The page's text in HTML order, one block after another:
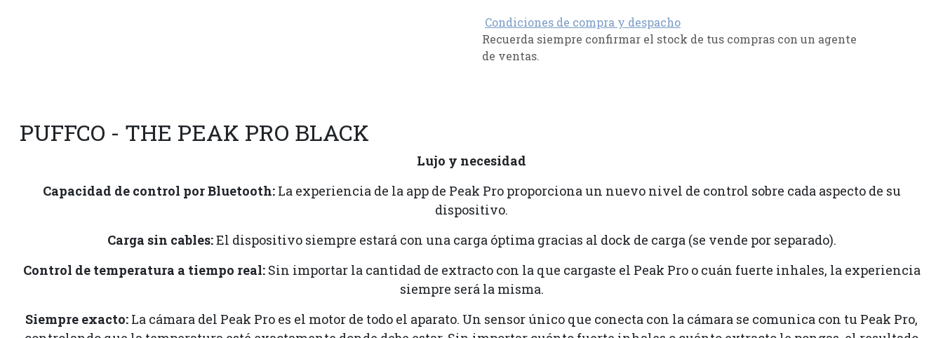
Condiciones de compra y despacho
Recuerda siempre confirmar el stock de tus compras con un agente
de ventas.
PUFFCO - THE PEAK PRO BLACK
Lujo y necesidad
Capacidad de control por Bluetooth:La experiencia de la app de Peak Pro proporciona un nuevo nivel de control sobre cada aspecto de su
dispositivo.
Carga sin cables:El dispositivo siempre estará con una carga óptima gracias al dock de carga (se vende por separado).
Control de temperatura a tiempo real:Sin importar la cantidad de extracto con la que cargaste el Peak Pro o cuán fuerte inhales, la experiencia
siempre será la misma.
Siempre exacto: La cámara del Peak Pro es el motor de todo el aparato. Un sensor único que conecta con la cámara se comunica con tu Peak Pro,